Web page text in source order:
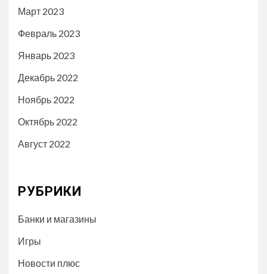
Март 2023
Февраль 2023
Январь 2023
Декабрь 2022
Ноябрь 2022
Октябрь 2022
Август 2022
РУБРИКИ
Банки и магазины
Игры
Новости плюс